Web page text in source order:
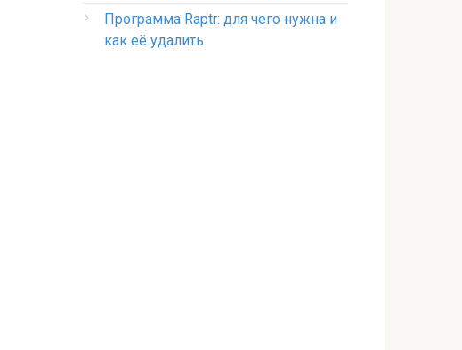
Программа Raptr: для чего нужна и
как её удалить